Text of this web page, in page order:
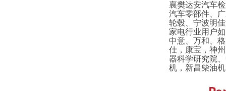
襄樊达安汽车
汽车零部件、
轮毂、宁波明
家电行业用户
中意、万和、
仕，康宝，神
器科学研究院
机，新昌柴油